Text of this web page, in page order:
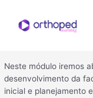
Neste módulo iremos
desenvolvimento da
inicial e planejamento